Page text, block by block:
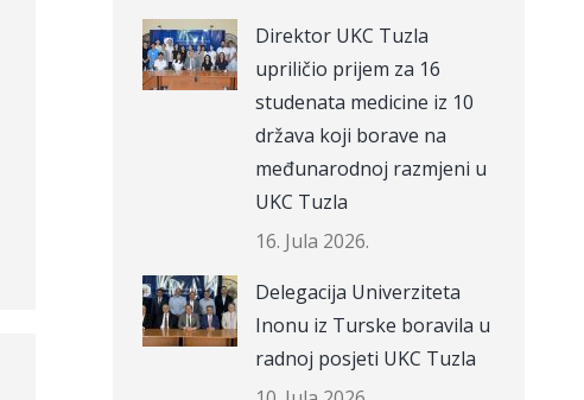
Direktor UKC Tuzla
upriličio prijem za 16
studenata medicine iz 10
država koji borave na
međunarodnoj razmjeni u
UKC Tuzla
16. Jula 2026.
Delegacija Univerziteta
Inonu iz Turske boravila u
radnoj posjeti UKC Tuzla